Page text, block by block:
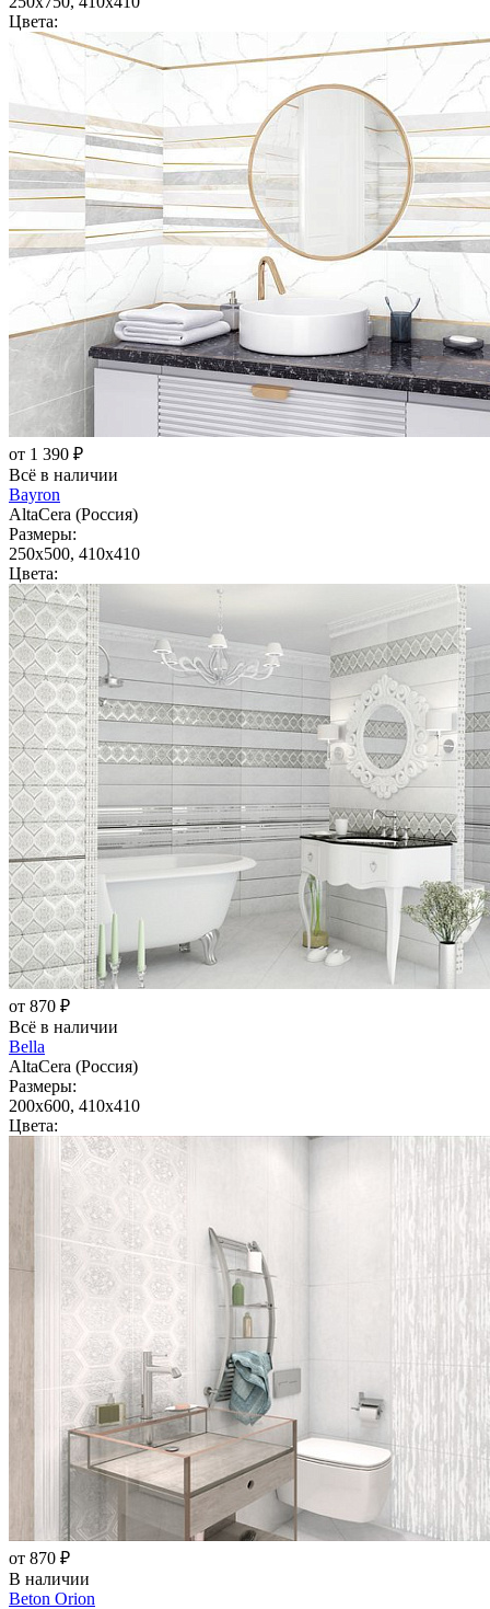
Цвета:
от 1 390 ₽
Всё в наличии
Bayron
AltaCera (Россия)
Размеры:
250x500, 410x410
Цвета:
от 870 ₽
Всё в наличии
Bella
AltaCera (Россия)
Размеры:
200x600, 410x410
Цвета:
от 870 ₽
В наличии
Beton Orion